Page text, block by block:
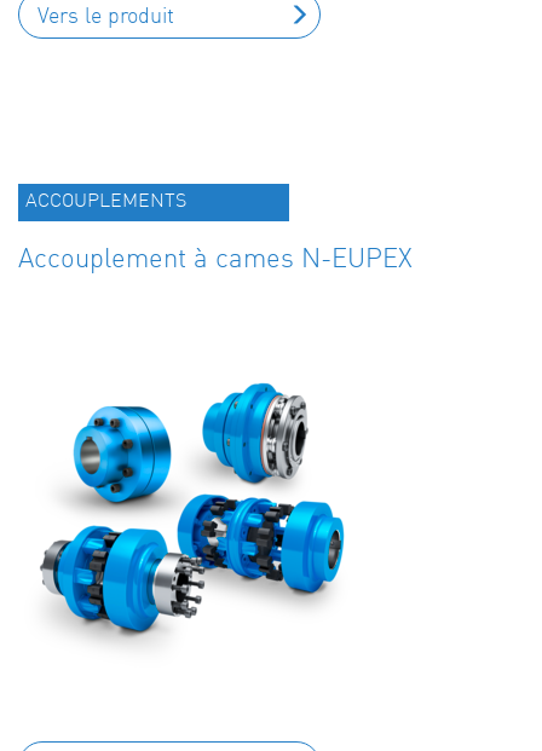
Vers le produit
ACCOUPLEMENTS
Accouplement à cames N-EUPEX